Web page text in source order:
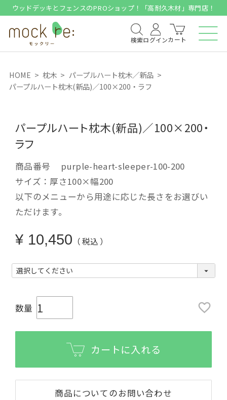
ウッドデッキとフェンスのPROショップ！「高耐久木材」専門店！
検索ログインカート
HOME 枕木
パープルハート枕木／新品
パープルハート枕木(新品)／100×200・ラフ
パープルハート枕木(新品)／100×200・
ラフ
商品番号
purple-heart-sleeper-100-200
サイズ：厚さ100×幅200
以下のメニューから用途に応じた長さをお選びい
ただけます。
¥ 10,450 税込
カートに入れる
商品についてのお問い合わせ